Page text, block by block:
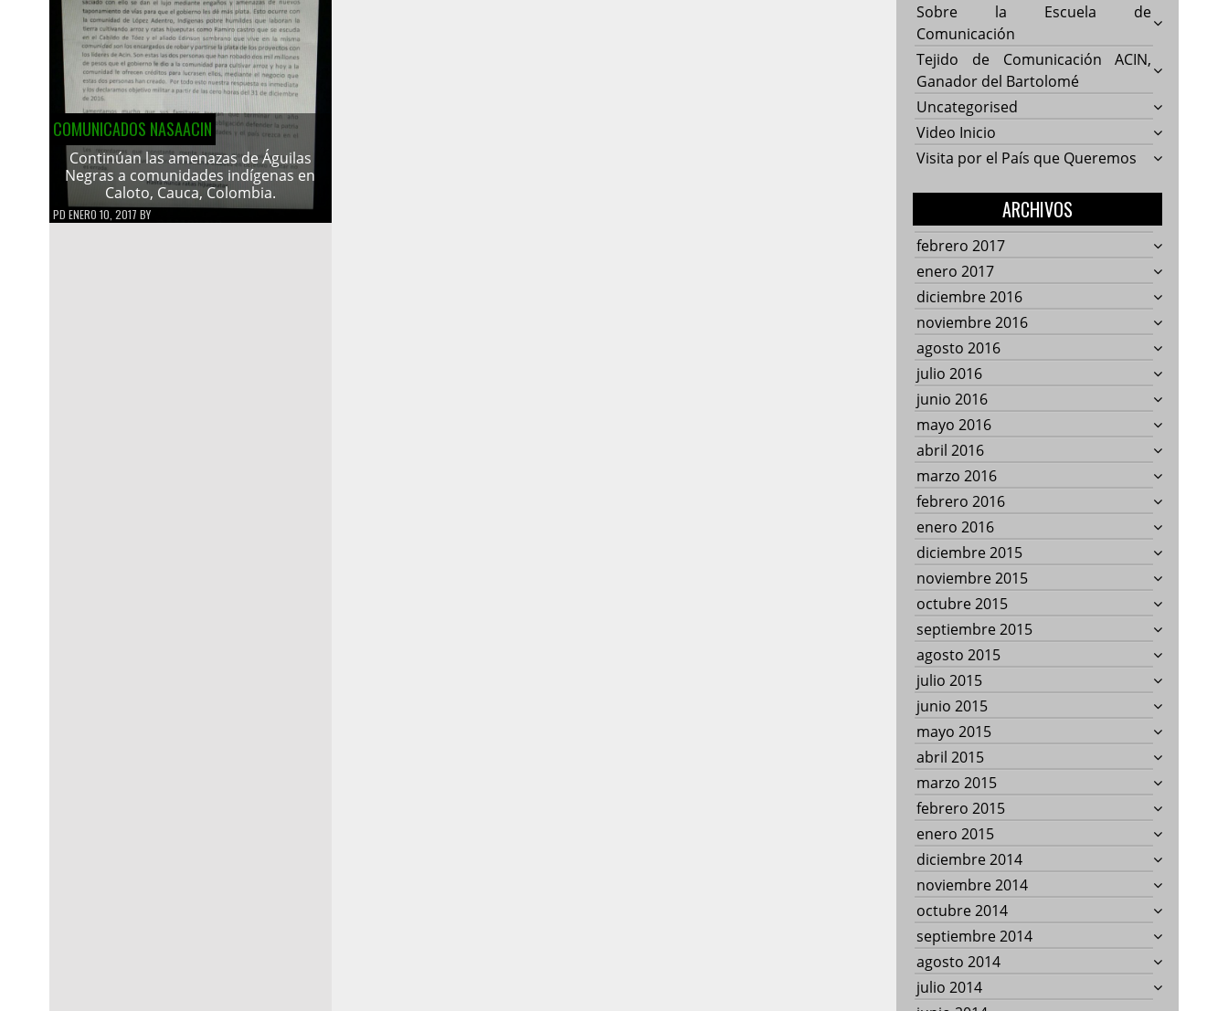
COMUNICADOS NASAACIN
Continúan las amenazas de Águilas
Negras a comunidades indígenas en
Caloto, Cauca, Colombia.
PD ENERO 10, 2017 BY
Sobre la Escuela de
Comunicación
Tejido de Comunicación ACIN,
Ganador del Bartolomé
Uncategorised
Video Inicio
Visita por el País que Queremos
ARCHIVOS
febrero 2017
enero 2017
diciembre 2016
noviembre 2016
agosto 2016
julio 2016
junio 2016
mayo 2016
abril 2016
marzo 2016
febrero 2016
enero 2016
diciembre 2015
noviembre 2015
octubre 2015
septiembre 2015
agosto 2015
julio 2015
junio 2015
mayo 2015
abril 2015
marzo 2015
febrero 2015
enero 2015
diciembre 2014
noviembre 2014
octubre 2014
septiembre 2014
agosto 2014
julio 2014